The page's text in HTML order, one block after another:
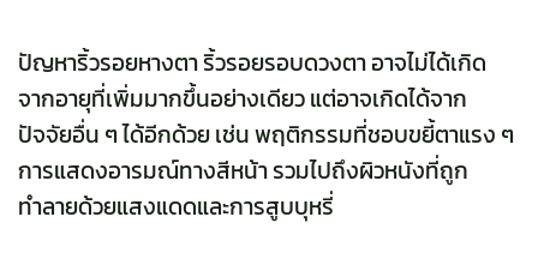
ปัญหาริ้วรอยหางตา ริ้วรอยรอบดวงตา อาจไม่ได้เกิด
จากอายุที่เพิ่มมากขึ้นอย่างเดียว แต่อาจเกิดได้จาก
ปัจจัยอื่น ๆ ได้อีกด้วย เช่น พฤติกรรมที่ชอบขยี้ตาแรง ๆ
การแสดงอารมณ์ทางสีหน้า รวมไปถึงผิวหนังที่ถูก
ทำลายด้วยแสงแดดและการสูบบุหรี่